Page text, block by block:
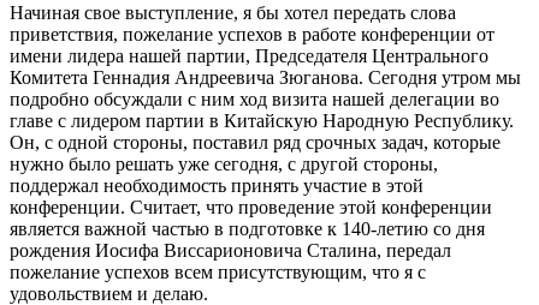
Начиная свое выступление, я бы хотел передать слова
приветствия, пожелание успехов в работе конференции от
имени лидера нашей партии, Председателя Центрального
Комитета Геннадия Андреевича Зюганова. Сегодня утром мы
подробно обсуждали с ним ход визита нашей делегации во
главе с лидером партии в Китайскую Народную Республику.
Он, с одной стороны, поставил ряд срочных задач, которые
нужно было решать уже сегодня, с другой стороны,
поддержал необходимость принять участие в этой
конференции. Считает, что проведение этой конференции
является важной частью в подготовке к 140-летию со дня
рождения Иосифа Виссарионовича Сталина, передал
пожелание успехов всем присутствующим, что я с
удовольствием и делаю.